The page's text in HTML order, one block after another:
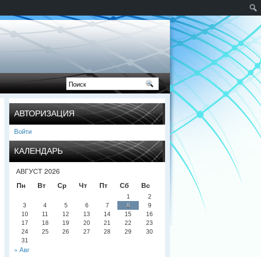
АВТОРИЗАЦИЯ
Войти
КАЛЕНДАРЬ
АВГУСТ 2026
Пн
Вт Ср Чт Пт Сб Вс
1
2
3
4 5 6 7 8
9
10
11 12 13 14 15
16
17
18 19 20 21 22
23
24
25 26 27 28 29
30
31
« Авг